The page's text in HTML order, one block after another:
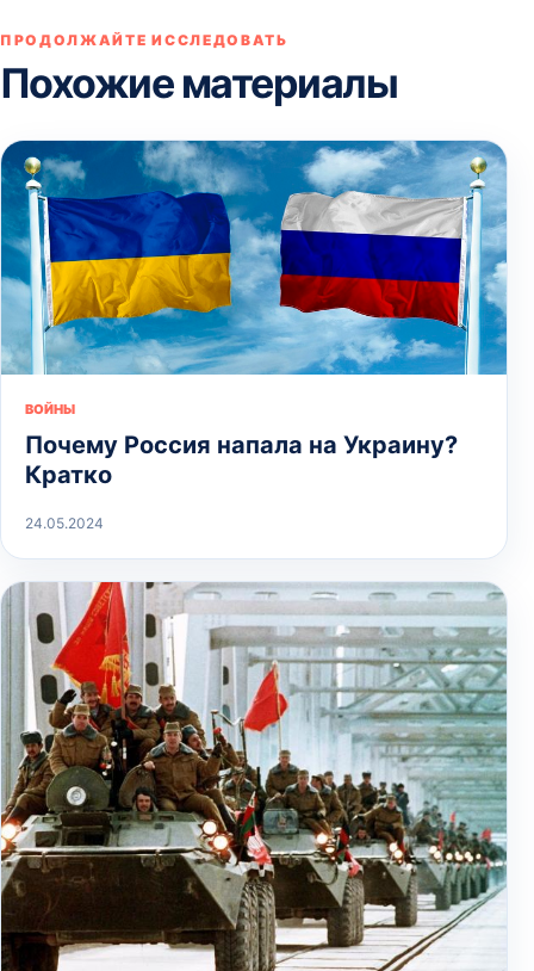
ПРОДОЛЖАЙТЕ ИССЛЕДОВАТЬ
Похожие материалы
ВОЙНЫ
Почему Россия напала на Украину?
Кратко
24.05.2024